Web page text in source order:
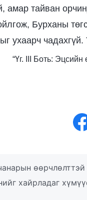
амар тайван
Бурханы
ухаарч
“Үг. III Боть:
хайрладаг